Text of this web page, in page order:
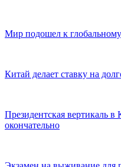
Мир подошел к
Китай делает ставку на
Президентская вертикаль в
окончательно